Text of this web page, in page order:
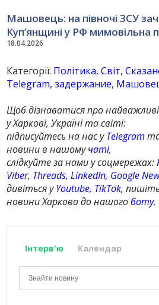
18.04.2026
Машовець: на півночі ЗСУ
Куп’янщині у РФ мимовільна
Категорії: Політика,Світ,
Telegram,задержание,
Щоб дізнаватися про
у Харкові, Україні та світі:
підписуйтесь на нас уTelegram
новини в нашомучаті,
слідкуйте за нами у соцмережах:
Viber, Threads,LinkedIn, Google
дивіться уYoutube, TikTok,
новини Харкова до нашогоботу.
Інтерв'ю Календар